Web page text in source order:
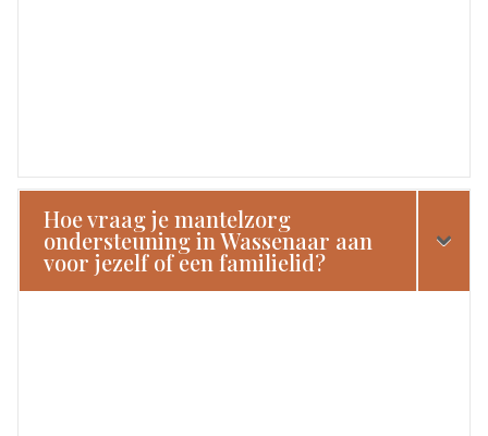
Hoe vraag je mantelzorg
ondersteuning in Wassenaar aan
voor jezelf of een familielid?